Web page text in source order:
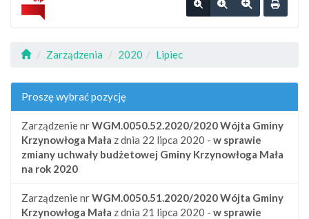
Zarządzenia 2020 Lipiec
Proszę wybrać pozycję
Zarządzenie nrWGM.0050.52.2020/2020Wójta Gminy
Krzynowłoga Mała z dnia 22 lipca 2020 - w sprawie
zmiany uchwały budżetowej Gminy Krzynowłoga Mała
na rok 2020
Zarządzenie nrWGM.0050.51.2020/2020Wójta Gminy
Krzynowłoga Mała z dnia 21 lipca 2020 - w sprawie